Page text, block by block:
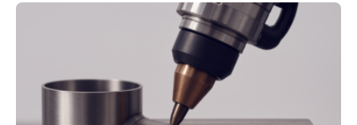
Teile als eine Einheit verpacken. Die Anordnung kann
der Benutzer vorgeben und erhält so mehr Kontrolle
über die Positionierung der Bauteile. Die ebenfalls neue
Automatisierungsschnittstelle dient dazu, die Software
besser in spezifische Unternehmensprozesse
einzubinden. Sankt Augustin – Zur Messe FACHPACK